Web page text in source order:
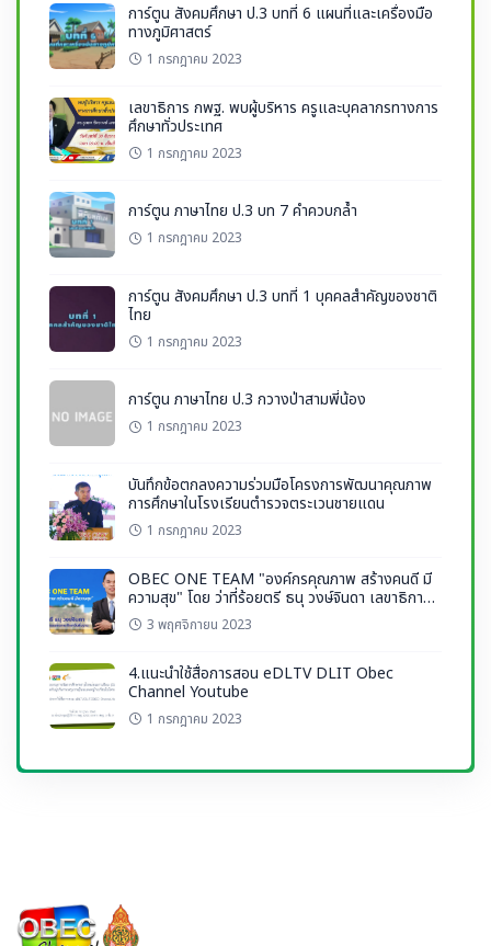
การ์ตูน สังคมศึกษา ป.3 บทที่ 6 แผนที่และเครื่องมือ
ทางภูมิศาสตร์
1 กรกฎาคม 2023
เลขาธิการ กพฐ. พบผู้บริหาร ครูและบุคลากรทางการ
ศึกษาทั่วประเทศ
1 กรกฎาคม 2023
การ์ตูน ภาษาไทย ป.3 บท 7 คำควบกล้ำ
1 กรกฎาคม 2023
การ์ตูน สังคมศึกษา ป.3 บทที่ 1 บุคคลสำคัญของชาติ
ไทย
1 กรกฎาคม 2023
การ์ตูน ภาษาไทย ป.3 กวางป่าสามพี่น้อง
1 กรกฎาคม 2023
บันทึกข้อตกลงความร่วมมือโครงการพัฒนาคุณภาพ
การศึกษาในโรงเรียนตำรวจตระเวนชายแดน
1 กรกฎาคม 2023
OBEC ONE TEAM "องค์กรคุณภาพ สร้างคนดี มี
ความสุข" โดย ว่าที่ร้อยตรี ธนุ วงษ์จินดา เลขาธิการ
กพฐ.3 พฤศจิกายน 2023
4.แนะนำใช้สื่อการสอน eDLTV DLIT Obec
Channel Youtube
1 กรกฎาคม 2023